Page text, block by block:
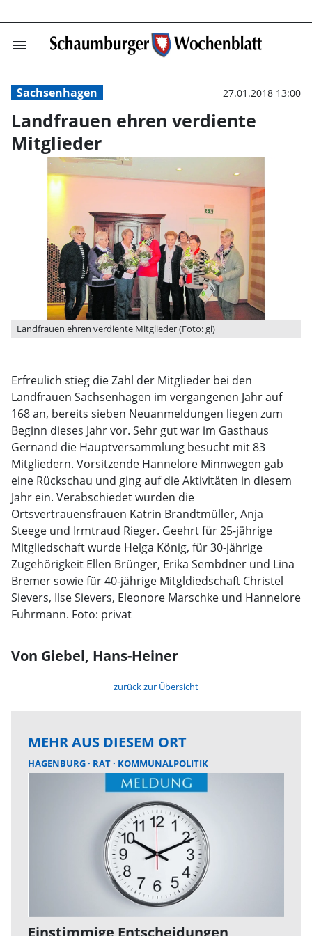
menu Landfrauen
Sachsenhagen 27.01.2018 13:00
Landfrauen ehren verdiente
Mitglieder
Landfrauen ehren verdiente Mitglieder (Foto: gi)
Erfreulich stieg die Zahl der Mitglieder bei den
Landfrauen Sachsenhagen im vergangenen Jahr auf
168 an, bereits sieben Neuanmeldungen liegen zum
Beginn dieses Jahr vor. Sehr gut war im Gasthaus
Gernand die Hauptversammlung besucht mit 83
Mitgliedern. Vorsitzende Hannelore Minnwegen gab
eine Rückschau und ging auf die Aktivitäten in diesem
Jahr ein. Verabschiedet wurden die
Ortsvertrauensfrauen Katrin Brandtmüller, Anja
Steege und Irmtraud Rieger. Geehrt für 25-jährige
Mitgliedschaft wurde Helga König, für 30-jährige
Zugehörigkeit Ellen Brünger, Erika Sembdner und Lina
Bremer sowie für 40-jährige Mitgldiedschaft Christel
Sievers, Ilse Sievers, Eleonore Marschke und Hannelore
Fuhrmann. Foto: privat
Von Giebel, Hans-Heiner
zurück zur Übersicht
MEHR AUS DIESEM ORT
HAGENBURG RAT KOMMUNALPOLITIK
Einstimmige Entscheidungen